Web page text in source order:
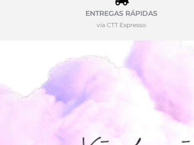
ENTREGAS RÁPIDAS
via CTT Expresso